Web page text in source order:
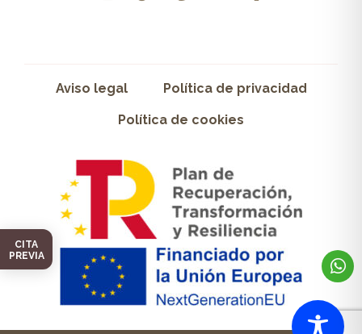
CITA
PREVIA
Aviso legal Política de privacidad
Política de cookies